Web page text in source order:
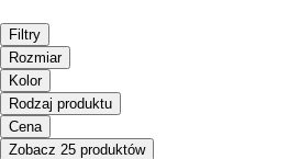
Filtry
Rozmiar
Kolor
Rodzaj produktu
Cena
Zobacz 25 produktów